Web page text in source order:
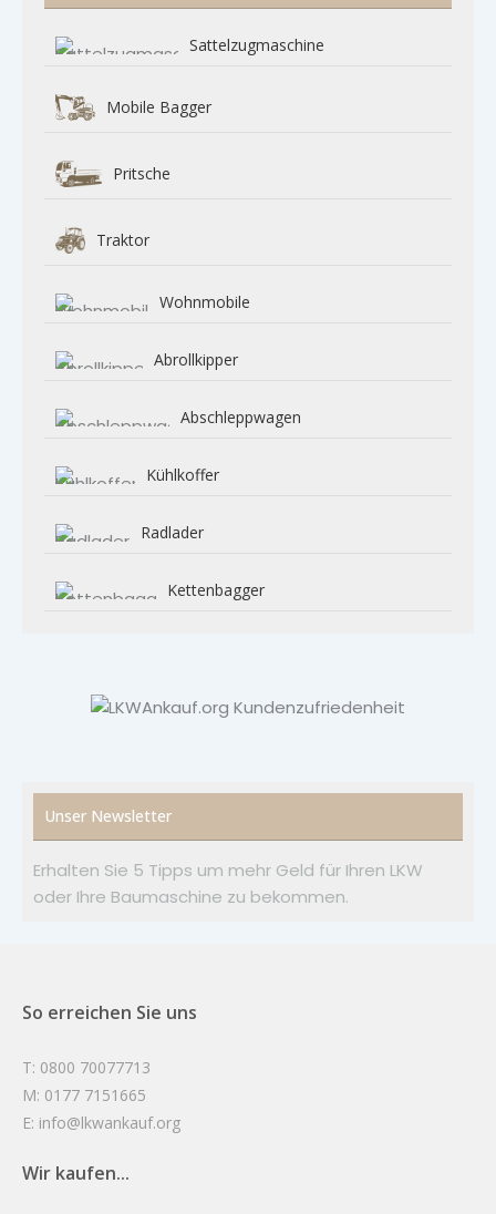
Sattelzugmaschine
Mobile Bagger
Pritsche
Traktor
Wohnmobile
Abrollkipper
Abschleppwagen
Kühlkoffer
Radlader
Kettenbagger
Unser Newsletter
Erhalten Sie 5 Tipps um mehr Geld für Ihren LKW
oder Ihre Baumaschine zu bekommen.
So erreichen Sie uns
T: 0800 70077713
M: 0177 7151665
E: info@lkwankauf.org
Wir kaufen...